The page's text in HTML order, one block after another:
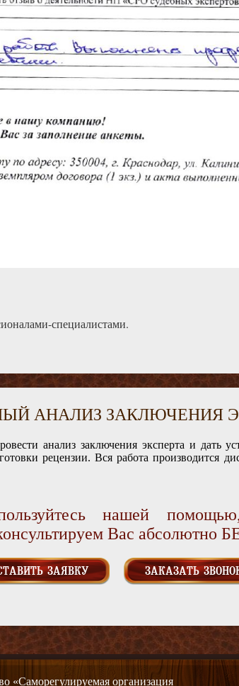
специалистами.
АНАЛИЗ ЗАКЛЮЧЕНИЯ
анализ заключения эксперта и дать
рецензии. Вся работа производится
нашей
Вас
ЗАЯВКУ ЗАКАЗАТЬ
«Саморегулируемая организация